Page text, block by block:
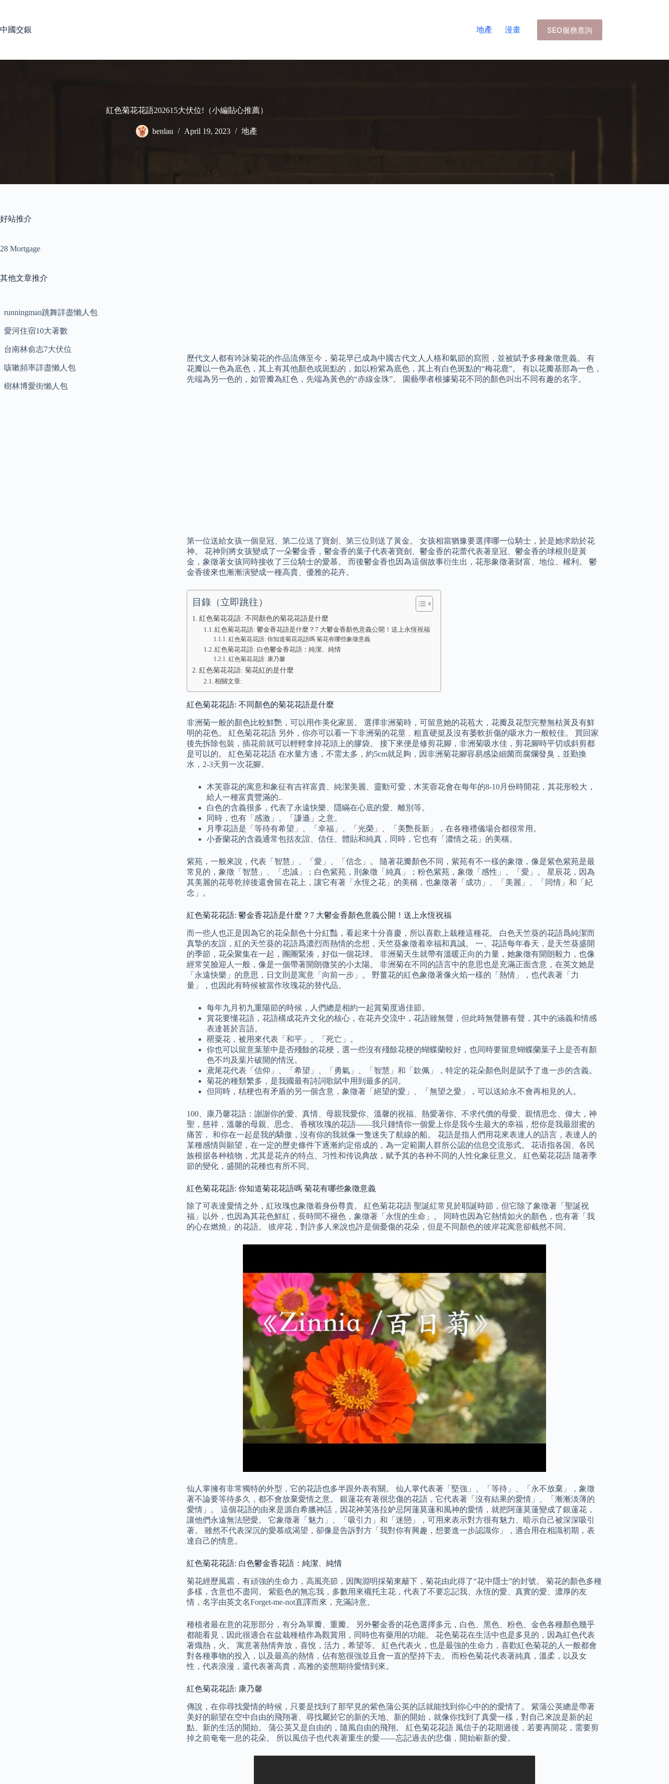
中國交銀
地產 漫畫 SEO服務查詢
紅色菊花花語202615大伏位!（小編貼心推薦）
benlau April 19, 2023 地產
歷代文人都有吟詠菊花的作品流傳至今，菊花早已成為中國古代文人人格和氣節的寫照，並被賦予多種象徵意義。 有
花瓣以一色為底色，其上有其他顏色或斑點的，如以粉紫為底色，其上有白色斑點的“梅花鹿”。 有以花瓣基部為一色，
先端為另一色的，如管瓣為紅色，先端為黃色的“赤線金珠”。 園藝學者根據菊花不同的顏色叫出不同有趣的名字。
第一位送給女孩一個皇冠、第二位送了寶劍、第三位則送了黃金。 女孩相當猶豫要選擇哪一位騎士，於是她求助於花
神。 花神則將女孩變成了一朵鬱金香，鬱金香的葉子代表著寶劍、鬱金香的花蕾代表著皇冠、鬱金香的球根則是黃
金，象徵著女孩同時接收了三位騎士的愛慕。 而後鬱金香也因為這個故事衍生出，花形象徵著財富、地位、權利。 鬱
金香後來也漸漸演變成一種高貴、優雅的花卉。
目錄（立即跳往）
紅色菊花花語: 不同顏色的菊花花語是什麼
紅色菊花花語: 鬱金香花語是什麼？7 大鬱金香顏色意義公開！送上永恆祝福
紅色菊花花語: 你知道菊花花語嗎 菊花有哪些象徵意義
紅色菊花花語: 白色鬱金香花語：純潔、純情
紅色菊花花語: 康乃馨
紅色菊花花語: 菊花紅的是什麼
相關文章:
紅色菊花花語: 不同顏色的菊花花語是什麼
非洲菊一般的顏色比較鮮艷，可以用作美化家居。 選擇非洲菊時，可留意她的花苞大，花瓣及花型完整無枯黃及有鮮
明的花色。 紅色菊花花語 另外，你亦可以看一下非洲菊的花莖﹐粗直硬挺及沒有萎軟折傷的吸水力一般較佳。 買回家
後先拆除包裝，插花前就可以輕輕拿掉花頭上的膠袋。 接下來便是修剪花腳，非洲菊吸水佳，剪花腳時平切或斜剪都
是可以的。 紅色菊花花語 在水量方邊，不需太多，約5cm就足夠，因非洲菊花腳容易感染細菌而腐爛發臭，並勤換
水，2-3天剪一次花腳。
木芙蓉花的寓意和象征有吉祥富貴、純潔美麗、靈動可愛，木芙蓉花會在每年的8-10月份時開花，其花形較大，
給人一種富貴豐滿的..
白色的含義很多，代表了永遠快樂、隱瞞在心底的愛、離別等。
同時，也有「感激」、「謙遜」之意。
月季花語是「等待有希望」、「幸福」、「光榮」、「美艷長新」，在各種禮儀場合都很常用。
小蒼蘭花的含義通常包括友誼、信任、體貼和純真，同時，它也有「濃情之花」的美稱。
紫苑，一般來說，代表「智慧」、「愛」、「信念」。 隨著花瓣顏色不同，紫苑有不一樣的象徵，像是紫色紫苑是最
常見的，象徵「智慧」、「忠誠」；白色紫苑，則象徵「純真」；粉色紫苑，象徵「感性」、「愛」。 星辰花，因為
其美麗的花萼乾掉後還會留在花上，讓它有著「永恆之花」的美稱，也象徵著「成功」、「美麗」、「同情」和「紀
念」。
紅色菊花花語: 鬱金香花語是什麼？7 大鬱金香顏色意義公開！送上永恆祝福
而一些人也正是因為它的花朵顏色十分紅豔，看起來十分喜慶，所以喜歡上栽種這種花。 白色天竺葵的花語爲純潔而
真摯的友誼，紅的天竺葵的花語爲濃烈而熱情的念想，天竺葵象徵着幸福和真誠。 一、花語每年春天，是天竺葵盛開
的季節，花朵聚集在一起，團團緊湊，好似一個花球。 非洲菊天生就帶有溫暖正向的力量，她象徵有開朗毅力，也像
經常笑臉迎人一般，像是一個帶著開朗微笑的小太陽。 非洲菊在不同的語言中的意思也是充滿正面含意，在英文她是
「永遠快樂」的意思，日文則是寓意「向前一步」。 野薑花的紅色象徵著像火焰一樣的「熱情」，也代表著「力
量」，也因此有時候被當作玫瑰花的替代品。
每年九月初九重陽節的時候，人們總是相約一起賞菊度過佳節。
賞花要懂花語，花語構成花卉文化的核心，在花卉交流中，花語雖無聲，但此時無聲勝有聲，其中的涵義和情感
表達甚於言語。
罌粟花，被用來代表「和平」、「死亡」。
你也可以留意葉莖中是否殘餘的花梗，選一些沒有殘餘花梗的蝴蝶蘭較好，也同時要留意蝴蝶蘭葉子上是否有顏
色不均及葉片破開的情況。
鳶尾花代表「信仰」、「希望」、「勇氣」、「智慧」和「欽佩」，特定的花朵顏色則是賦予了進一步的含義。
菊花的種類繁多，是我國最有詩詞歌賦中用到最多的詞。
但同時，桔梗也有矛盾的另一個含意，象徵著「絕望的愛」、「無望之愛」，可以送給永不會再相見的人。
100、康乃馨花語：謝謝你的愛、真情、母親我愛你、溫馨的祝福、熱愛著你、不求代價的母愛、親情思念、偉大，神
聖，慈祥，溫馨的母親、思念。 香檳玫瑰的花語——我只鍾情你一個愛上你是我今生最大的幸福，想你是我最甜蜜的
痛苦， 和你在一起是我的驕傲，沒有你的我就像一隻迷失了航線的船。 花語是指人們用花來表達人的語言，表達人的
某種感情與願望，在一定的歷史條件下逐漸約定俗成的，為一定範圍人群所公認的信息交流形式。 花语指各国、各民
族根据各种植物，尤其是花卉的特点、习性和传说典故，赋予其的各种不同的人性化象征意义。 紅色菊花花語 隨著季
節的變化，盛開的花種也有所不同。
紅色菊花花語: 你知道菊花花語嗎 菊花有哪些象徵意義
除了可表達愛情之外，紅玫瑰也象徵着身份尊貴。 紅色菊花花語 聖誕紅常見於耶誕時節，但它除了象徵著「聖誕祝
福」以外，也因為其花色鮮紅，長時間不褪色，象徵著「永恆的生命」。 同時也因為它熱情如火的顏色，也有著「我
的心在燃燒」的花語。 彼岸花，對許多人來說也許是個憂傷的花朵，但是不同顏色的彼岸花寓意卻截然不同。
仙人掌擁有非常獨特的外型，它的花語也多半跟外表有關。 仙人掌代表著「堅強」、「等待」、「永不放棄」，象徵
著不論要等待多久，都不會放棄愛情之意。 銀蓮花有著很悲傷的花語，它代表著「沒有結果的愛情」、「漸漸淡薄的
愛情」。 這個花語的由來是源自希臘神話，因花神芙洛拉妒忌阿蓮莫蓮和風神的愛情，就把阿蓮莫蓮變成了銀蓮花，
讓他們永遠無法戀愛。 它象徵著「魅力」、「吸引力」和「迷戀」，可用來表示對方很有魅力、暗示自己被深深吸引
著。 雖然不代表深沉的愛慕或渴望，卻像是告訴對方「我對你有興趣，想要進一步認識你」，適合用在相識初期，表
達自己的情意。
紅色菊花花語: 白色鬱金香花語：純潔、純情
菊花經歷風霜，有頑強的生命力，高風亮節，因陶淵明採菊東籬下，菊花由此得了“花中隱士”的封號。 菊花的顏色多種
多樣，含意也不盡同。 紫藍色的無忘我，多數用來襯托主花，代表了不要忘記我、永恆的愛、真實的愛、濃厚的友
情，名字由英文名Forget-me-not直譯而來，充滿詩意。
種植者最在意的花形部分，有分為單瓣、重瓣。 另外鬱金香的花色選擇多元，白色、黑色、粉色、金色各種顏色幾乎
都能看見，因此很適合在盆栽種植作為觀賞用，同時也有藥用的功能。 花色菊花在生活中也是多見的，因為紅色代表
著熾熱，火。 寓意著熱情奔放，喜悅，活力，希望等。 紅色代表火，也是最強的生命力，喜歡紅色菊花的人一般都會
對各種事物的投入，以及最高的熱情，佔有慾很強並且會一直的堅持下去。 而粉色菊花代表著純真，溫柔，以及女
性，代表浪漫，還代表著高貴，高雅的姿態期待愛情到來。
紅色菊花花語: 康乃馨
傳說，在你尋找愛情的時候，只要是找到了那罕見的紫色蒲公英的話就能找到你心中的的愛情了。 紫蒲公英總是帶著
美好的願望在空中自由的飛翔著、尋找屬於它的新的天地、新的開始，就像你找到了真愛一樣，對自己來說是新的起
點、新的生活的開始。 蒲公英又是自由的，隨風自由的飛翔。 紅色菊花花語 風信子的花期過後，若要再開花，需要剪
掉之前奄奄一息的花朵。 所以風信子也代表著重生的愛——忘記過去的悲傷，開始嶄新的愛。
好站推介
28 Mortgage
其他文章推介
runningman跳舞詳盡懶人包
愛河住宿10大著數
台南林俞志7大伏位
咳嗽頻率詳盡懶人包
樹林博愛街懶人包